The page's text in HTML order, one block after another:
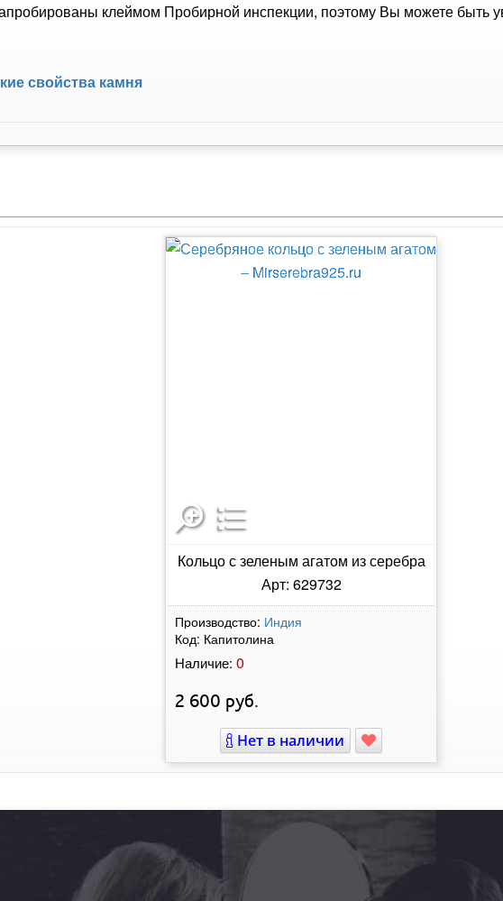
клеймом Пробирной инспекции, поэтому Вы можете быть
свойства камня
Кольцо с зеленым агатом из серебра
Арт: 629732
Производство: Индия
Код: Капитолина
Наличие: 0
2 600 руб.
Нет в наличии